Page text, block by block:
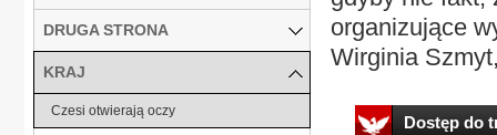
organizujące
Wirginia
Dostęp do
DRUGA STRONA
KRAJ
Czesi otwierają oczy